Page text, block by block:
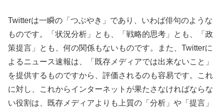
Twitterは一瞬の「つぶやき」であり、いわば俳句のような
ものです。「状況分析」とも、「戦略的思考」とも、「政
策提言」とも、何の関係もないものです。また、Twitterに
よるニュース速報は、「既存メディアでは出来ないこと」
を提供するものですから、評価されるのも容易です。これ
に対し、これからインターネットが果たさなければならな
い役割は、既存メディアよりも上質の「分析」や「提言」